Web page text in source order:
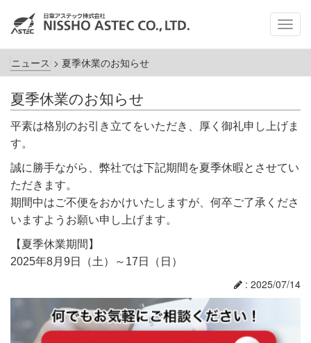
メ
ニ
ニュース > 夏季休業のお知らせ
夏季休業のお知らせ
平素は格別のお引き立てをいただき、厚く御礼申し上げま
す。
誠に勝手ながら、弊社では下記期間を夏季休暇とさせてい
ただきます。
期間中はご不便をおかけいたしますが、何卒ご了承くださ
いますようお願い申し上げます。
【夏季休業期間】
2025年8月9日（土）～17日（日）
: 2025/07/14